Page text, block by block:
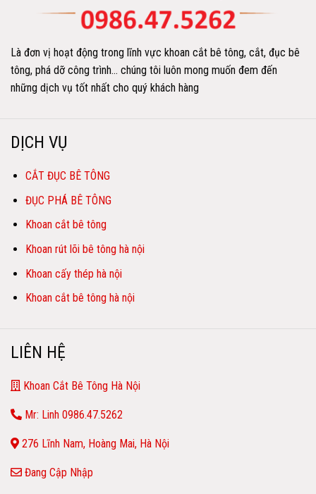
Là đơn vị hoạt động trong lĩnh vực khoan cắt bê tông, cắt, đục bê
tông, phá dỡ công trình… chúng tôi luôn mong muốn đem đến
những dịch vụ tốt nhất cho quý khách hàng
DỊCH VỤ
CẮT ĐỤC BÊ TÔNG
ĐỤC PHÁ BÊ TÔNG
Khoan cắt bê tông
Khoan rút lõi bê tông hà nội
Khoan cấy thép hà nội
Khoan cắt bê tông hà nội
LIÊN HỆ
Khoan Cắt Bê Tông Hà Nội
Mr: Linh 0986.47.5262
276 Lĩnh Nam, Hoàng Mai, Hà Nội
Đang Cập Nhập